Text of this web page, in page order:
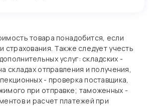
товара понадобится, если
страхования. Также следует учесть
услуг: складских -
складах отправления и получения,
- проверка поставщика,
при отправке; таможенных -
и расчет платежей при